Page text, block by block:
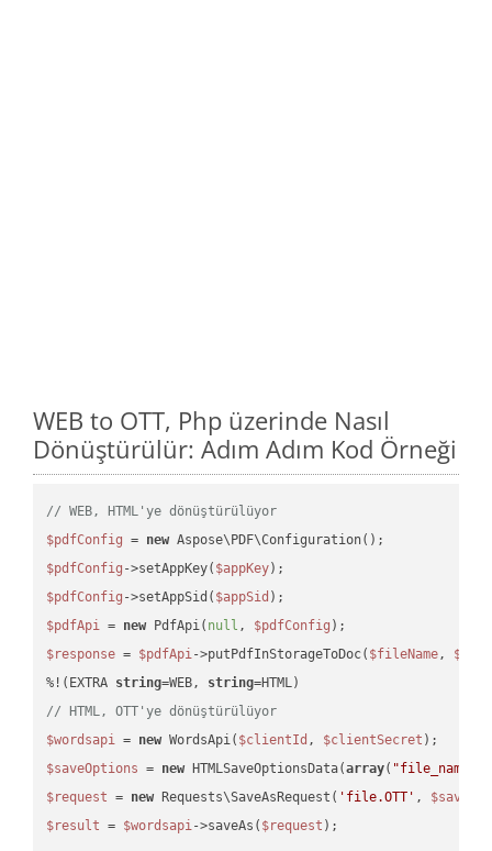
WEB to OTT, Php üzerinde Nasıl
Dönüştürülür: Adım Adım Kod Örneği
// WEB, HTML'ye dönüştürülüyor
$pdfConfig = new
$pdfConfig ->setAppKey( $appKey
$pdfConfig ->setAppSid( $appSid
$pdfApi = new PdfApi( null , $pdfConfig
$response = $pdfApi->putPdfInStorageToDoc( $fileName,
%!(EXTRA string=WEB, string
// HTML, OTT'ye dönüştürülüyor
$wordsapi = new WordsApi( $clientId , $clientSecret
$saveOptions = new HTMLSaveOptionsData(array( "file_name"
$request = new Requests\SaveAsRequest( 'file.OTT' ,
$result = $wordsapi->saveAs( $request